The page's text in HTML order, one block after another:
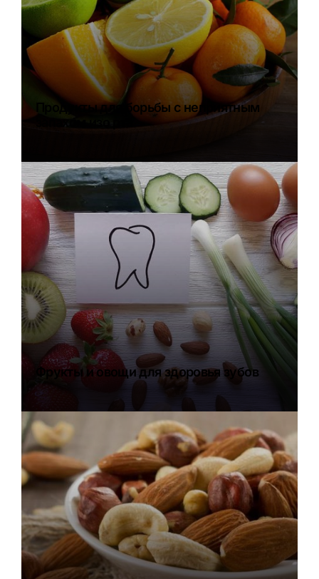
Продукты для борьбы с неприятным
Фрукты и овощи для здоровья зубов